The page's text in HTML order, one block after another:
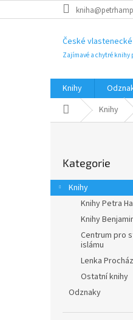
na
České
Zajímavé a chytré knihy
Knihy
Domů Knihy
r
a
kategorie
Kategorie
Knihy
Knihy Petra
Knihy
Centrum pro
islámu
Lenka
Ostatní knihy
Odznaky